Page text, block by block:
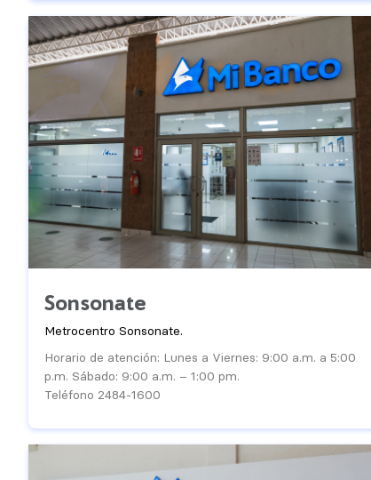
Sonsonate
Metrocentro Sonsonate.
Horario de atención: Lunes a Viernes: 9:00 a.m. a 5:00
p.m. Sábado: 9:00 a.m. – 1:00 pm.
Teléfono 2484-1600